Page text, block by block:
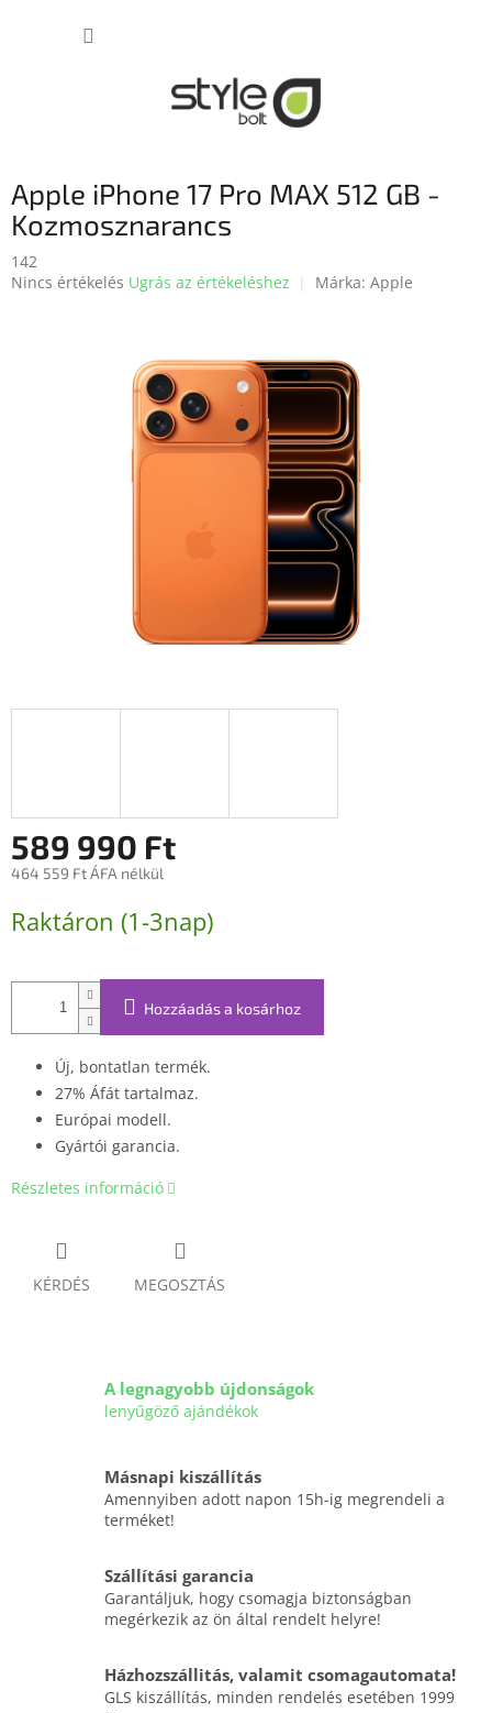
Apple iPhone 17 Pro MAX 512 GB -
Kozmosznarancs
142
A
Nincs értékelés Ugrás az értékeléshez Márka: Apple
589 990 Ft
464 559 Ft ÁFA nélkül
Raktáron (1-3nap)
Hozzáadás a kosárhoz
Új, bontatlan termék.
27% Áfát tartalmaz.
Európai modell.
Gyártói garancia.
Részletes információ
KÉRDÉS MEGOSZTÁS
A legnagyobb újdonságok
lenyűgöző ajándékok
Másnapi kiszállítás
Amennyiben adott napon 15h-ig megrendeli a
terméket!
Szállítási garancia
Garantáljuk, hogy csomagja biztonságban
megérkezik az ön által rendelt helyre!
Házhozszállitás, valamit csomagautomata!
GLS kiszállítás, minden rendelés esetében 1999